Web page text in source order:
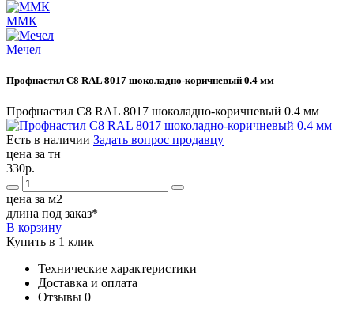
ММК
Мечел
Профнастил С8 RAL 8017 шоколадно-коричневый 0.4 мм
Профнастил С8 RAL 8017 шоколадно-коричневый 0.4 мм
Есть в наличии Задать вопрос продавцу
цена за тн
330р.
цена за м2
длина под заказ*
В корзину
Купить в 1 клик
Технические характеристики
Доставка и оплата
Отзывы 0